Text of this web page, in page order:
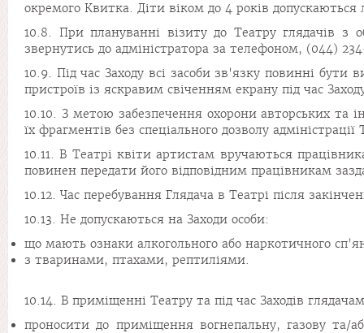
окремого Квитка. Діти віком до 4 років
10.8. При плануванні візиту до Театру глядачів з
звернутись до адміністратора за телефоном, (044)
10.9. Під час Заходу всі засоби зв'язку повинні
пристроїв із яскравим свіченням екрану під час
10.10. З метою забезпечення охорони авторських та
їх фрагментів без спеціального дозволу адміністрації
10.11. В Театрі квіти артистам вручаються
повинен передати його відповідним працівникам
10.12. Час перебування Глядача в Театрі після
10.13. Не допускаються на Заходи особи:
що мають ознаки алкогольного або наркотичного
з тваринами, птахами, рептиліями.
10.14. В приміщенні Театру та під час Заходів
проносити до приміщення вогнепальну, газову та/